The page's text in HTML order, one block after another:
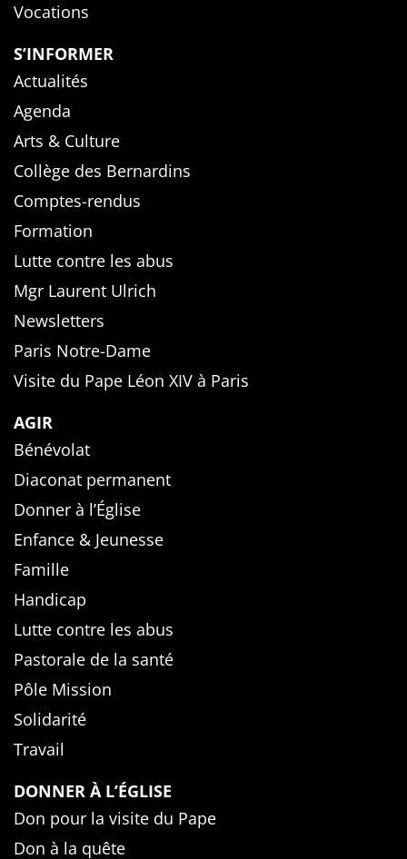
Vocations
S’INFORMER
Actualités
Agenda
Arts & Culture
Collège des Bernardins
Comptes-rendus
Formation
Lutte contre les abus
Mgr Laurent Ulrich
Newsletters
Paris Notre-Dame
Visite du Pape Léon XIV à Paris
AGIR
Bénévolat
Diaconat permanent
Donner à l’Église
Enfance & Jeunesse
Famille
Handicap
Lutte contre les abus
Pastorale de la santé
Pôle Mission
Solidarité
Travail
DONNER À L’ÉGLISE
Don pour la visite du Pape
Don à la quête